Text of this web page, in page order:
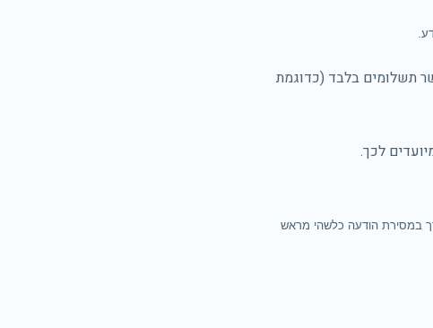
תשלומים בלבד (כדוגמת
לכך.
במסירת הודעה כלשהי מראש